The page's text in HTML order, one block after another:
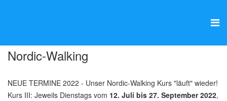
Nordic-Walking
NEUE TERMINE 2022 - Unser Nordic-Walking Kurs "läuft" wieder!
Kurs III: Jeweils Dienstags vom 12. Juli bis 27. September 2022,